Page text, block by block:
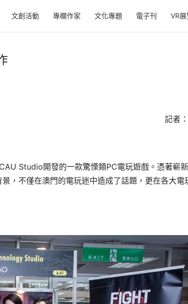
文創活動 專欄作家 文化專題 電子刊 VR
記者
Studio開發的一款驚慄類PC電玩遊戲。憑著嶄
，不僅在澳門的電玩迷中造成了話題，更在各大電